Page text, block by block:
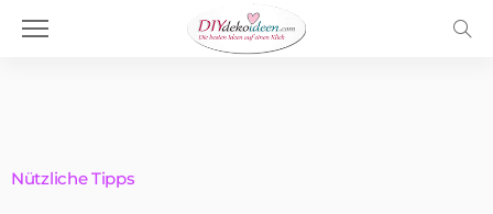
Nützliche Tipps